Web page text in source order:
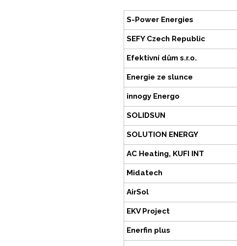
S-Power Energies
SEFY Czech Republic
Efektivní dům s.r.o.
Energie ze slunce
innogy Energo
SOLIDSUN
SOLUTION ENERGY
AC Heating, KUFI INT
Midatech
AirSol
EKV Project
Enerfin plus